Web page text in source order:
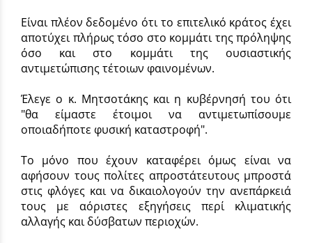
Είναι πλέον δεδομένο ότι το επιτελικό κράτος έχει
αποτύχει πλήρως τόσο στο κομμάτι της πρόληψης
όσο και στο κομμάτι της ουσιαστικής
αντιμετώπισης τέτοιων φαινομένων.
Έλεγε ο κ. Μητσοτάκης και η κυβέρνησή του ότι
"θα είμαστε έτοιμοι να αντιμετωπίσουμε
οποιαδήποτε φυσική καταστροφή".
Το μόνο που έχουν καταφέρει όμως είναι να
αφήσουν τους πολίτες απροστάτευτους μπροστά
στις φλόγες και να δικαιολογούν την ανεπάρκειά
τους με αόριστες εξηγήσεις περί κλιματικής
αλλαγής και δύσβατων περιοχών.